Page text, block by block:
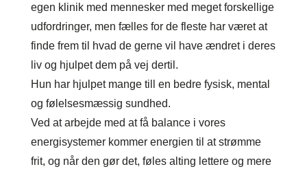
egen klinik med mennesker med meget forskellige
udfordringer, men fælles for de fleste har været at
finde frem til hvad de gerne vil have ændret i deres
liv og hjulpet dem på vej dertil.
Hun har hjulpet mange till en bedre fysisk, mental
og følelsesmæssig sundhed.
Ved at arbejde med at få balance i vores
energisystemer kommer energien til at strømme
frit, og når den gør det, føles alting lettere og mere